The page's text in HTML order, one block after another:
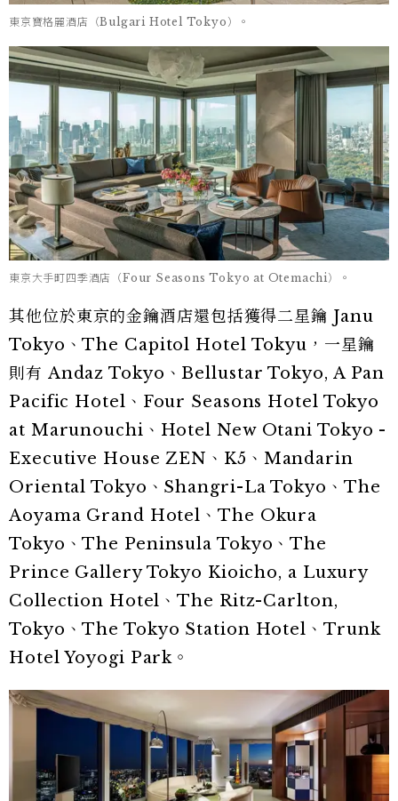
東京寶格麗酒店（Bulgari Hotel Tokyo）。
東京大手町四季酒店（Four Seasons Tokyo at Otemachi）。
其他位於東京的金鑰酒店還包括獲得二星鑰 Janu
Tokyo、The Capitol Hotel Tokyu，一星鑰
則有 Andaz Tokyo、Bellustar Tokyo, A Pan
Pacific Hotel、Four Seasons Hotel Tokyo
at Marunouchi、Hotel New Otani Tokyo -
Executive House ZEN、K5、Mandarin
Oriental Tokyo、Shangri-La Tokyo、The
Aoyama Grand Hotel、The Okura
Tokyo、The Peninsula Tokyo、The
Prince Gallery Tokyo Kioicho, a Luxury
Collection Hotel、The Ritz-Carlton,
Tokyo、The Tokyo Station Hotel、Trunk
Hotel Yoyogi Park。